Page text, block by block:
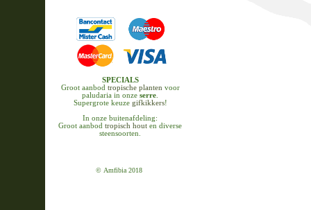
SPECIALS
Groot aanbod tropische planten voor
paludaria in onze serre
Supergrote keuze gifkikkers!
In onze buitenafdeling:
Groot aanbod tropisch hout en diverse
steensoorten.
© Amfibia 2018